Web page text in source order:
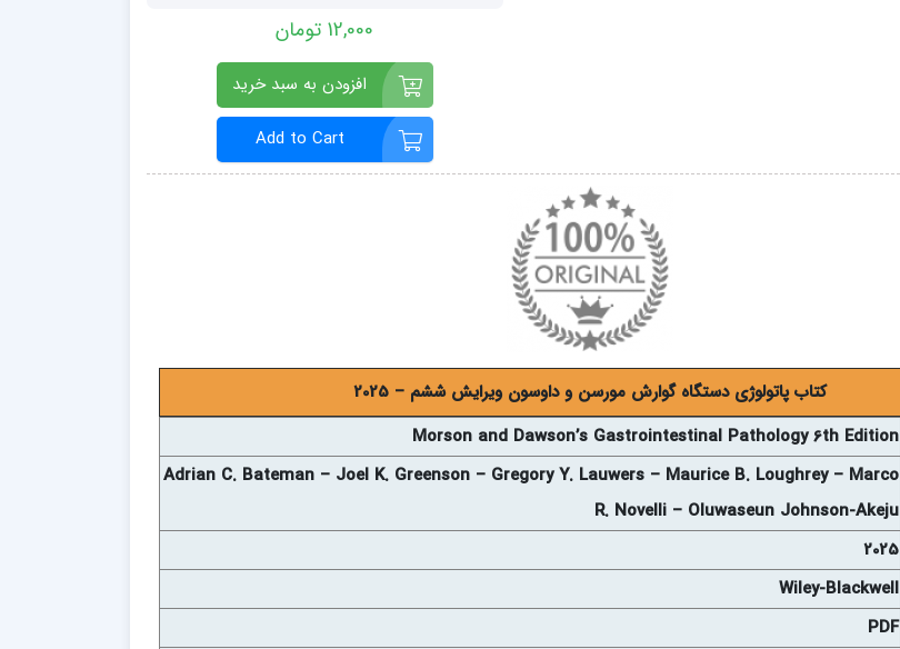
12,000 تومان
افزودن به سبد خرید
Add to Cart
کتاب پاتولوژی دستگاه گوارش مورسن و داوسون ویرایش ششم – 2025
Morson and Dawson’s Gastrointestinal Pathology 6th Edition
Adrian C. Bateman – Joel K. Greenson – Gregory Y. Lauwers – Maurice B. Loughrey – Marco
R. Novelli – Oluwaseun Johnson-Akeju
2025
Wiley-Blackwell
PDF